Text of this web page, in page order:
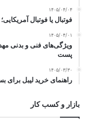
۱۴۰۵/۰۴/۰۴
فوتبال یا فوتبال
۱۴۰۵/۰۴/۰۱
ویژگی‌های فنی و بدنی
پست
۱۴۰۵/۰۳/۳۰
راهنمای خرید لیبل برای
بازار و کسب کار